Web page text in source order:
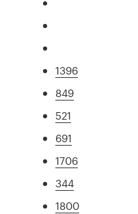
1396
849
521
691
1706
344
1800